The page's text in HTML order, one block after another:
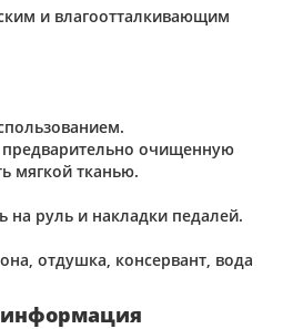
и влагоотталкивающим
предварительно очищенную
мягкой тканью.
на руль и накладки педалей.
отдушка, консервант, вода